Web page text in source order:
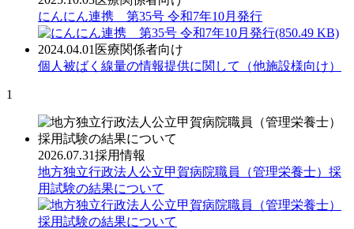
にんにん連携 第35号 令和7年10月発行
(850.49 KB)
2024.04.01 医療関係者向け
個人被ばく線量の情報提供に関して（他施設様向け）
1
2026.07.31採用情報
地方独立行政法人公立甲賀病院職員（管理栄養士）採
用試験の結果について